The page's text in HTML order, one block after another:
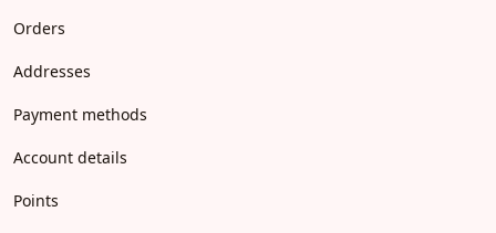
Orders
Addresses
Payment methods
Account details
Points